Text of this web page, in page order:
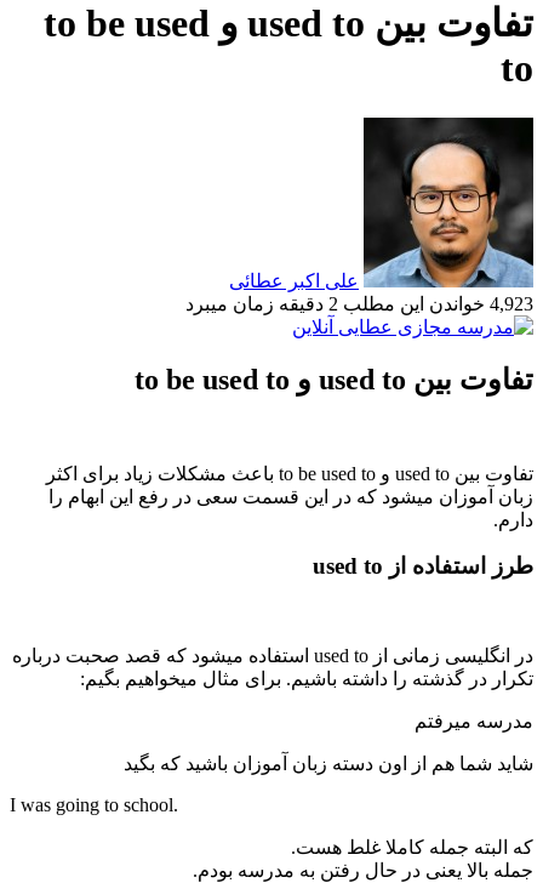
تفاوت بین used to و to be used
to
علی اکبر عطائی
4,923 خواندن این مطلب 2 دقیقه زمان میبرد
تفاوت بین used to و to be used to
تفاوت بین used to و to be used to باعث مشکلات زیاد برای اکثر
زبان آموزان میشود که در این قسمت سعی در رفع این ابهام را
دارم.
طرز استفاده از used to
در انگلیسی زمانی از used to استفاده میشود که قصد صحبت درباره
تکرار در گذشته را داشته باشیم. برای مثال میخواهیم بگیم:
مدرسه میرفتم
شاید شما هم از اون دسته زبان آموزان باشید که بگید
I was going to school.
که البته جمله کاملا غلط هست.
جمله بالا یعنی در حال رفتن به مدرسه بودم.